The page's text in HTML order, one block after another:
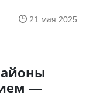
21 мая 2025
—